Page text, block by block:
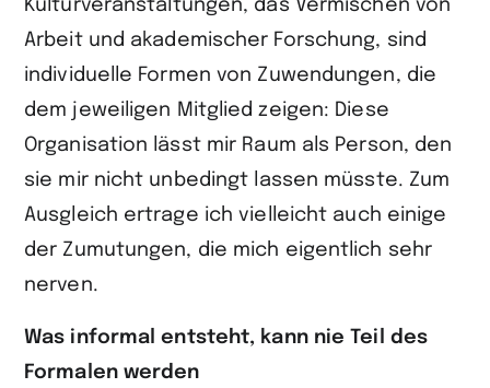
Kulturveranstaltungen, das Vermischen von
Arbeit und akade­mischer Forschung, sind
individuelle Formen von Zuwendungen, die
dem jeweiligen Mitglied zeigen: Diese
Organisation lässt mir Raum als Person, den
sie mir nicht unbedingt lassen müsste. Zum
Ausgleich ertrage ich vielleicht auch einige
der Zumutungen, die mich eigentlich sehr
nerven.
Was informal entsteht, kann nie Teil des
Formalen werden